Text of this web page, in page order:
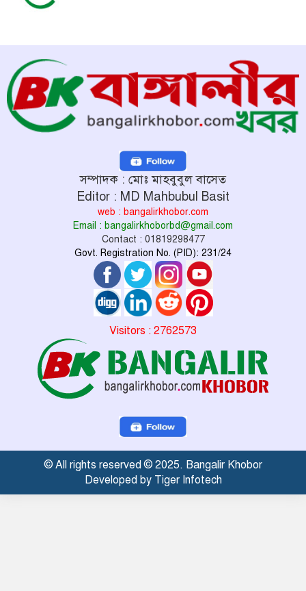
সম্পাদক : মোঃ মাহবুবুল বাসেত
Editor : MD Mahbubul Basit
web : bangalirkhobor.com
Email : bangalirkhoborbd@gmail.com
Contact : 01819298477
Govt. Registration No. (PID): 231/24
Visitors : 2762573
© All rights reserved © 2025. Bangalir Khobor
Developed by Tiger Infotech